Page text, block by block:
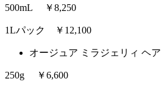
500mL ￥8,250
1Lパック ￥12,100
オージュア ミラジェリィ ヘア
250g ￥6,600